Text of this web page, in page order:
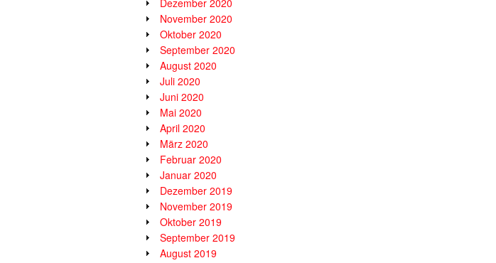
Dezember 2020
November 2020
Oktober 2020
September 2020
August 2020
Juli 2020
Juni 2020
Mai 2020
April 2020
März 2020
Februar 2020
Januar 2020
Dezember 2019
November 2019
Oktober 2019
September 2019
August 2019